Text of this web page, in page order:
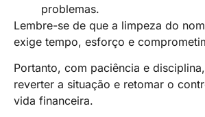
problemas.
Lembre-se de que a limpeza do
exige tempo, esforço e
Portanto, com paciência e
reverter a situação e retomar o
vida financeira.